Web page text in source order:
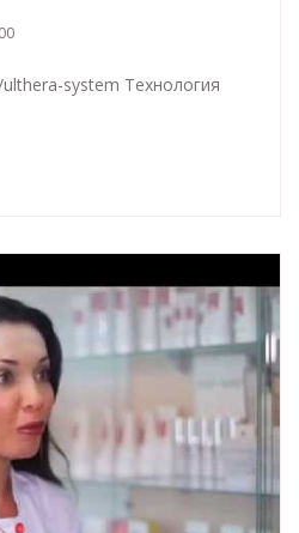
system Технология